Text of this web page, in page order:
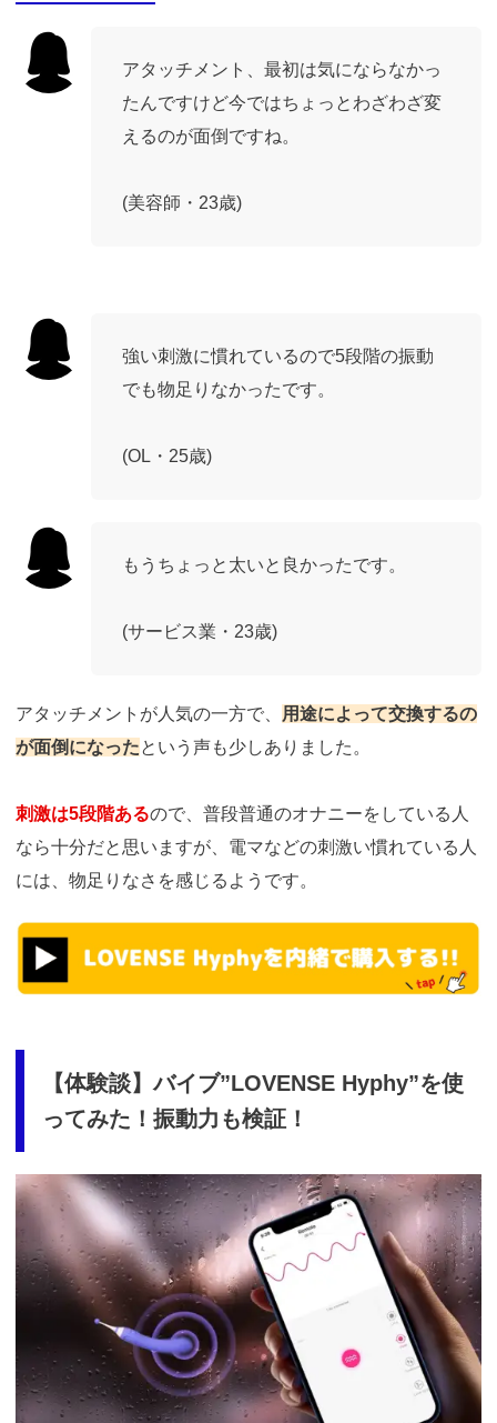
アタッチメント、最初は気にならなかっ
たんですけど今ではちょっとわざわざ変
えるのが面倒ですね。
(美容師・23歳)
強い刺激に慣れているので5段階の振動
でも物足りなかったです。
(OL・25歳)
もうちょっと太いと良かったです。
(サービス業・23歳)
アタッチメントが人気の一方で、
用途によって交換するの
が面倒になったという声も少しありました。
刺激は5段階あるので、普段普通のオナニーをしている人
なら十分だと思いますが、電マなどの刺激い慣れている人
には、物足りなさを感じるようです。
https://t.afi-
b.com/visit.php?
guid=ON&a=k13190w-
【体験談】バイブ”LOVENSE Hyphy”を使
ってみた！振動力も検証！